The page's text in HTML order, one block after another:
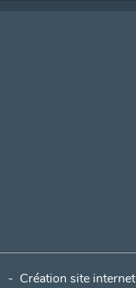
- Création site internet